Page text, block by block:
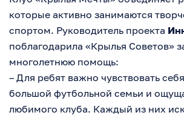
которые активно занимаются
спортом. Руководитель проекта
поблагодарила «Крылья Советов»
многолетнюю помощь:
– Для ребят важно чувствовать
большой футбольной семьи и
любимого клуба. Каждый из них